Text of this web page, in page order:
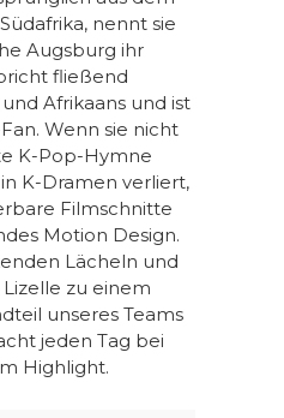
nennt sie
Augsburg ihr
fließend
Afrikaans und ist
Wenn sie nicht
K-Pop-Hymne
K-Dramen verliert,
Filmschnitte
Motion Design.
Lächeln und
zu einem
unseres Teams
jeden Tag bei
Highlight.